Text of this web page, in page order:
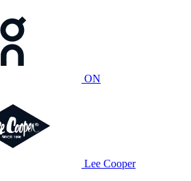
ON
Lee Cooper